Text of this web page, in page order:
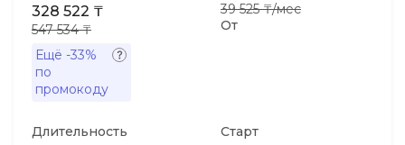
328 522 ₸
547 534 ₸
Ещё -33%
по
промокоду
От
39 525 ₸/мес
Длительность Старт